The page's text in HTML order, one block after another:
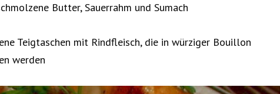
Butter, Sauerrahm und Sumach
Teigtaschen mit Rindfleisch, die in würziger Bouillon
werden